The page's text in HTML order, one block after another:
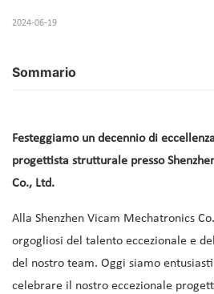
2024-06-19
Sommario
Festeggiamo un decennio di
progettista strutturale presso
Co., Ltd.
Alla Shenzhen Vicam Mechatronics
orgogliosi del talento eccezionale e
del nostro team. Oggi siamo
celebrare il nostro eccezionale